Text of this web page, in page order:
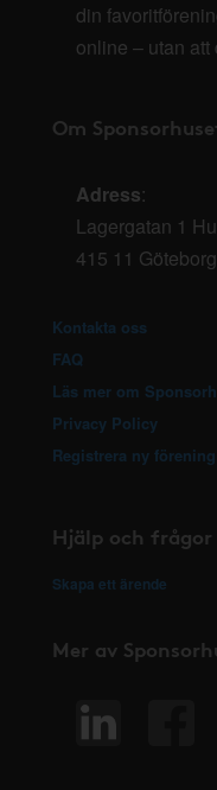
din
online – utan att
Om
Adress:
Lagergatan 1
415 11 Göteborg
Kontakta oss
FAQ
Läs mer om
Privacy Policy
Registrera ny förening
Hjälp och frågor
Skapa ett ärende
Mer av